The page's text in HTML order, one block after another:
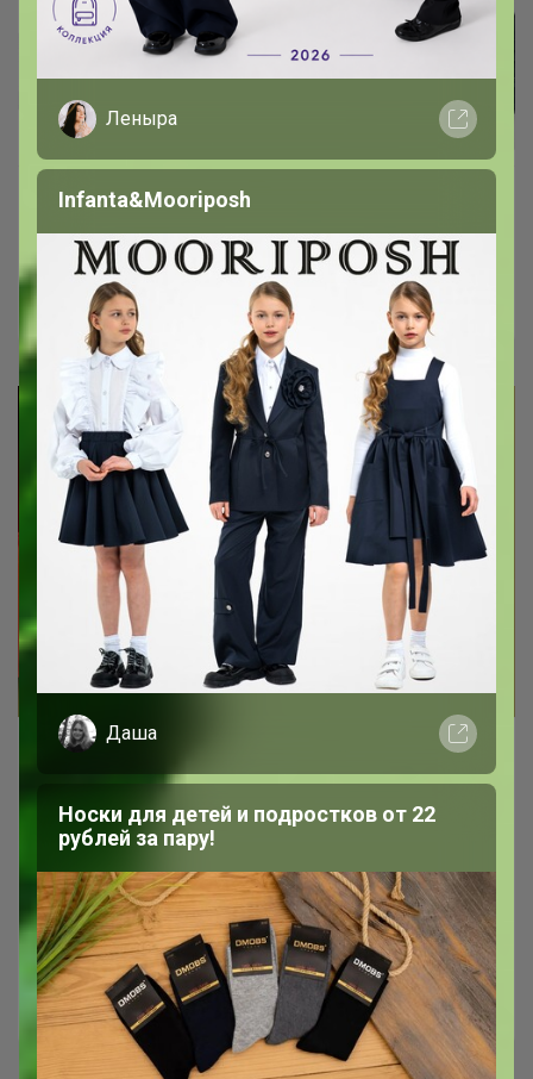
CROCKID новая весна|быстрая,
выгодные цены тут
МаннА
Крутые капсулы для детей и
подростков от FunDay
✔ Вдохновение 90х
✔ Свободные силуэты
✔ Яркие принты
КоТТоК
Леныра
Infanta&Mooriposh
Даша
Носки для детей и подростков от 22
рублей за пару!